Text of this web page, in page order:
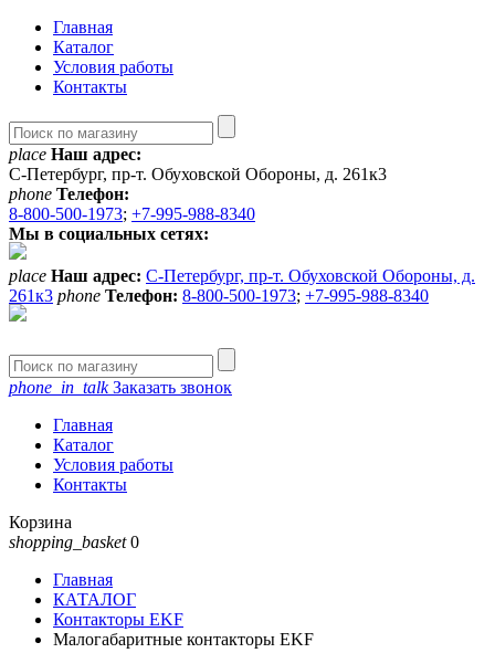
Главная
Каталог
Условия работы
Контакты
place Наш адрес:
С-Петербург, пр-т. Обуховской Обороны, д. 261к3
phone Телефон:
8-800-500-1973; +7-995-988-8340
Мы в социальных сетях:
place Наш адрес: С-Петербург, пр-т. Обуховской Обороны, д.
261к3 phone Телефон: 8-800-500-1973; +7-995-988-8340
phone_in_talkЗаказать звонок
Главная
Каталог
Условия работы
Контакты
Корзина
shopping_basket 0
Главная
КАТАЛОГ
Контакторы EKF
Малогабаритные контакторы EKF